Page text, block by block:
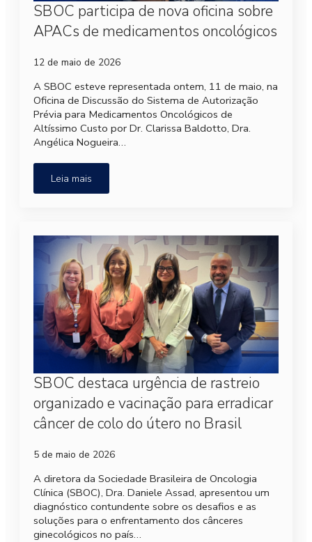
SBOC participa de nova oficina sobre
APACs de medicamentos oncológicos
12 de maio de 2026
A SBOC esteve representada ontem, 11 de maio, na
Oficina de Discussão do Sistema de Autorização
Prévia para Medicamentos Oncológicos de
Altíssimo Custo por Dr. Clarissa Baldotto, Dra.
Angélica Nogueira…
Leia mais
SBOC destaca urgência de rastreio
organizado e vacinação para erradicar
câncer de colo do útero no Brasil
5 de maio de 2026
A diretora da Sociedade Brasileira de Oncologia
Clínica (SBOC), Dra. Daniele Assad, apresentou um
diagnóstico contundente sobre os desafios e as
soluções para o enfrentamento dos cânceres
ginecológicos no país…